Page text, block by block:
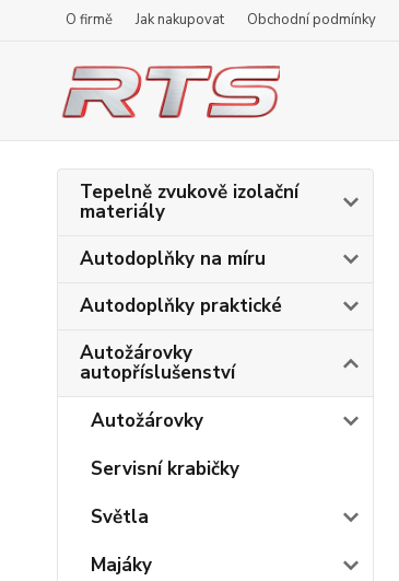
O firmě Jak nakupovat Obchodní podmínky
Tepelně zvukově izolační
materiály
Autodoplňky na míru
Autodoplňky praktické
Autožárovky
autopříslušenství
Autožárovky
Servisní krabičky
Světla
Majáky